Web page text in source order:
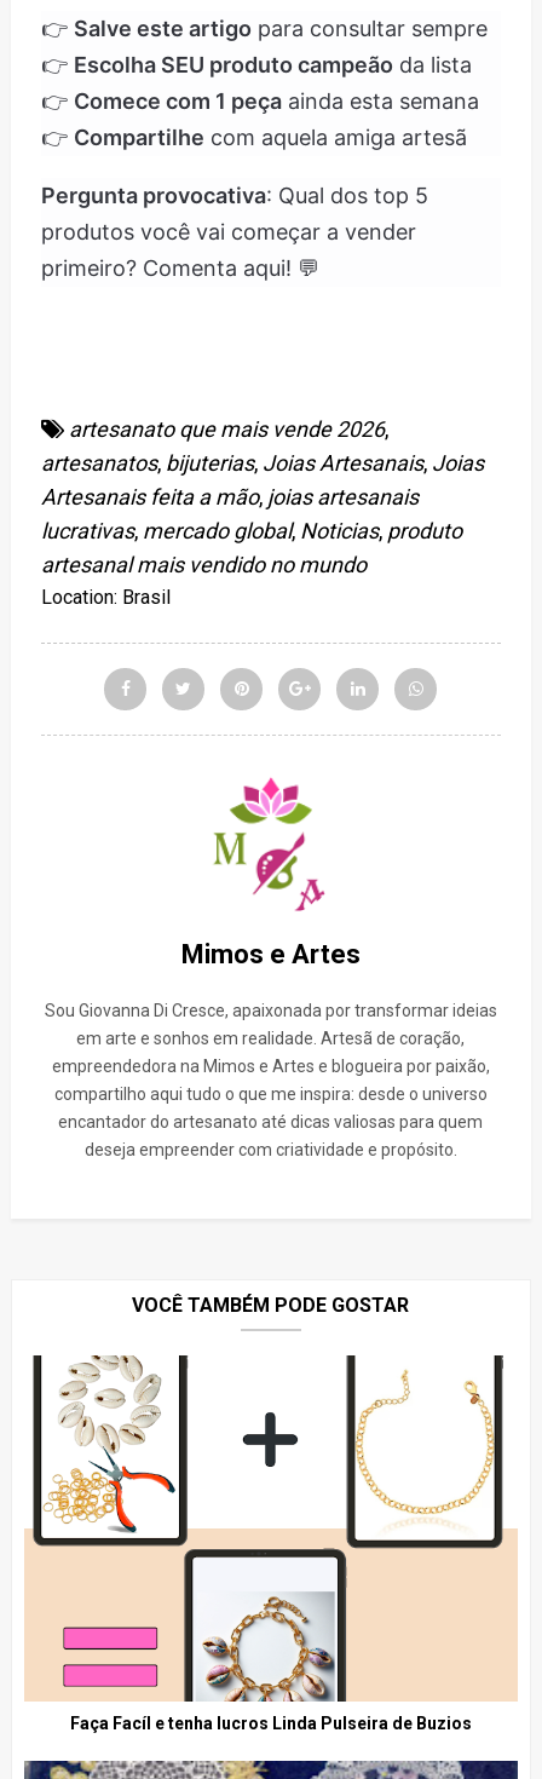
👉 Salve este artigo para consultar sempre
👉 Escolha SEU produto campeão da lista
👉 Comece com 1 peçaainda esta semana
👉 Compartilhe com aquela amiga artesã
Pergunta provocativa: Qual dos top 5
produtos você vai começar a vender
primeiro? Comenta aqui! 💬
artesanato que mais vende 2026,
artesanatos, bijuterias, Joias Artesanais, Joias
Artesanais feita a mão, joias artesanais
lucrativas, mercado global, Noticias, produto
artesanal mais vendido no mundo
Location: Brasil
Mimos e Artes
Sou Giovanna Di Cresce, apaixonada por transformar ideias
em arte e sonhos em realidade. Artesã de coração,
empreendedora na Mimos e Artes e blogueira por paixão,
compartilho aqui tudo o que me inspira: desde o universo
encantador do artesanato até dicas valiosas para quem
deseja empreender com criatividade e propósito.
VOCÊ TAMBÉM PODE GOSTAR
Faça Facíl e tenha lucros Linda Pulseira de Buzios